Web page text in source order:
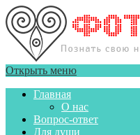
Открыть меню
Главная
О нас
Вопрос-ответ
Для души